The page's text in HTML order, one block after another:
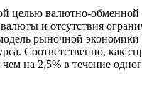
валютно-обменной
и отсутствия
рыночной
Соответственно, как
на 2,5% в течение